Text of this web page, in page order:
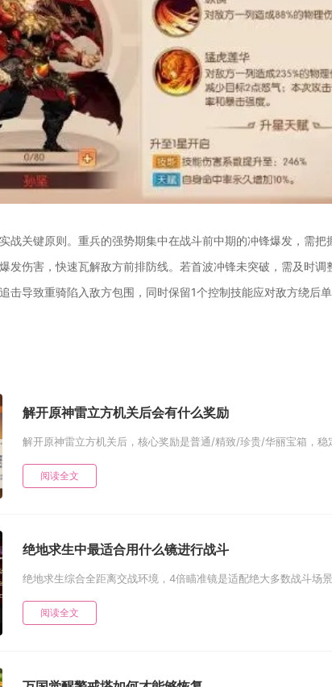
战关键原则。重兵的强势期集中在战斗前中期的冲锋爆发，需
发伤害，快速瓦解敌方前排防线。若首波冲锋未突破，需及时
击导致重骑陷入敌方包围，同时保留1个控制技能应对敌方绕后
解开原神雷立方机关后会有什么奖励
解开原神雷立方机关后，核心奖励是普通/精致/珍贵/华丽宝箱，
阅读全文
绝地求生中最适合用什么镜进行战斗
绝地求生综合全距离交战环境，4倍瞄准镜是适配绝大多数战斗场
阅读全文